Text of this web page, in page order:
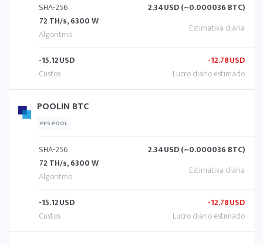
SHA-256
72 TH/s, 6300 W
2.34USD (~0.000036 BTC)
-15.12USD -12.78USD
POOLIN BTC
PPS POOL
SHA-256
72 TH/s, 6300 W
2.34USD (~0.000036 BTC)
-15.12USD -12.78USD